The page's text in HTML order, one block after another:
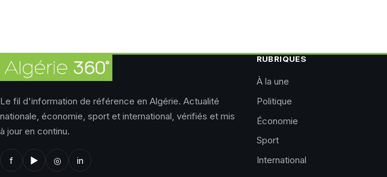
Le fil d'information de référence en Algérie. Actualité
nationale, économie, sport et international, vérifiés et mis
à jour en continu.
f ▶ ◎ in
RUBRIQUES
À la une
Politique
Économie
Sport
International